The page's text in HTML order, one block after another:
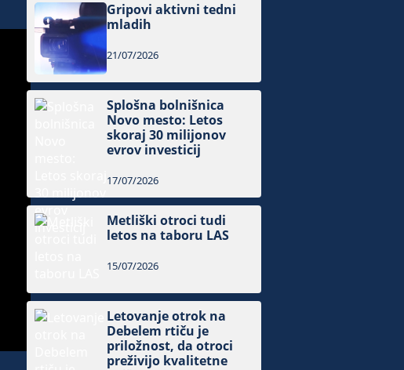
Gripovi aktivni tedni
mladih
21/07/2026
Splošna bolnišnica
Novo mesto: Letos
skoraj 30 milijonov
evrov investicij
17/07/2026
Metliški otroci tudi
letos na taboru LAS
15/07/2026
Letovanje otrok na
Debelem rtiču je
priložnost, da otroci
preživijo kvalitetne